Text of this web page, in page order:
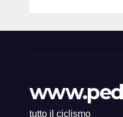
(Beltrami
tutto il ciclismo